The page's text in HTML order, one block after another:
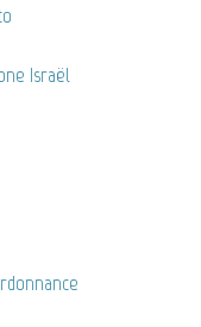
Israël